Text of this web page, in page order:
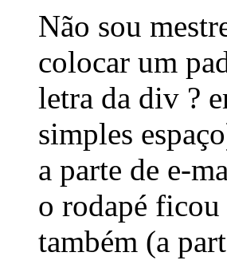
Não sou
colocar um
letra da div ?
simples
a parte de e-
o rodapé
também (a